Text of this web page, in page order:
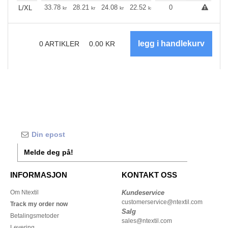
L/XL
33.78 kr 28.21 kr 24.08 kr 22.52 kr 21.41 21.19kr
0
0ARTIKLER 0.00 KR
Melde deg på!
INFORMASJON
Om Ntextil
Track my order now
Betalingsmetoder
KONTAKT OSS
Kundeservice
customerservice@ntextil.com
Salg
sales@ntextil.com